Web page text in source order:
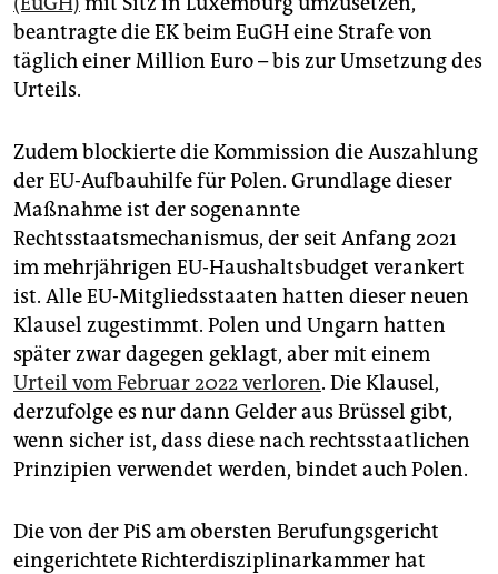
beantragte die EK beim EuGH eine Strafe von
täglich einer Million Euro – bis zur Umsetzung des
Urteils.
Zudem blockierte die Kommission die Auszahlung
der EU-Aufbauhilfe für Polen. Grundlage dieser
Maßnahme ist der sogenannte
Rechtsstaatsmechanismus, der seit Anfang 2021
im mehrjährigen EU-Haushaltsbudget verankert
ist. Alle EU-Mitgliedsstaaten hatten dieser neuen
Klausel zugestimmt. Polen und Ungarn hatten
später zwar dagegen geklagt, aber mit einem
Urteil vom Februar 2022 verloren. Die Klausel,
derzufolge es nur dann Gelder aus Brüssel gibt,
wenn sicher ist, dass diese nach rechtsstaatlichen
Prinzipien verwendet werden, bindet auch Polen.
Die von der PiS am obersten Berufungsgericht
eingerichtete Richterdisziplinarkammer hat